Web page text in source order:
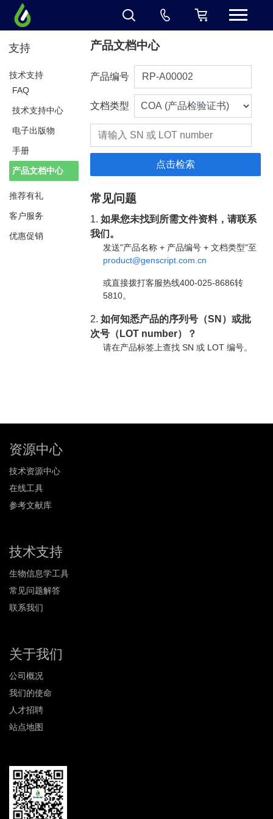
支持
技术支持
FAQ
技术支持中心
电子出版物
手册
产品文档中心
推荐有礼
客户服务
优惠促销
产品文档中心
产品编号
文档类型
常见问题
1.如果您未找到所需文件资料，请联系
我们。
发送"产品名称 + 产品编号 + 文档类型"至
product@genscript.com.cn
或直接拨打客服热线400-025-8686转
5810。
2.如何知悉产品的序列号（SN）或批
次号（LOT number）？
请在产品标签上查找 SN 或 LOT 编号。
资源中心
技术资源中心
在线工具
参考文献库
技术支持
生物信息学工具
常见问题解答
联系我们
关于我们
公司概况
我们的使命
人才招聘
站点地图